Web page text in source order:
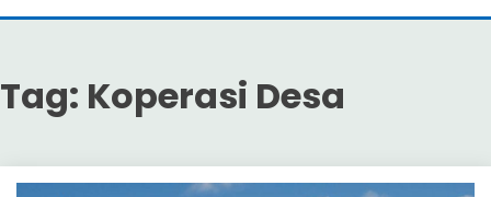
Tag: Koperasi Desa